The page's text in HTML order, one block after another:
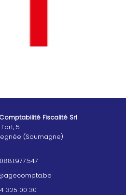
Fiscalité Srl
5
(Soumagne)
325 00 30